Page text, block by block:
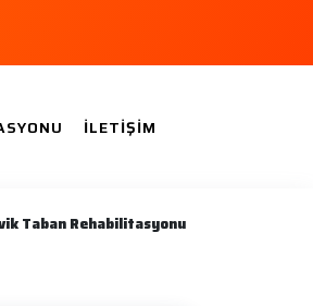
İLETIŞIM
Taban Rehabilitasyonu